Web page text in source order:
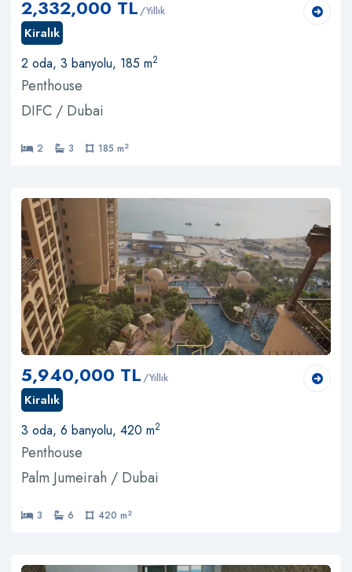
2,332,000 TL /Yıllık
Kiralık
2 oda, 3 banyolu, 185 m2
Penthouse
DIFC / Dubai
2 3 185 m2
5,940,000 TL /Yıllık
Kiralık
3 oda, 6 banyolu, 420 m2
Penthouse
Palm Jumeirah / Dubai
3 6 420 m2